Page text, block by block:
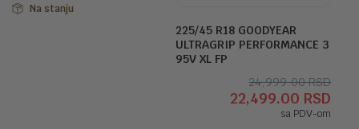
12,399.00 RSD.
Na stanju
225/45 R18 GOODYEAR
ULTRAGRIP PERFORMANCE 3
95V XL FP
24,999.00RSD
je
22,499.00 RSD
je:
sa PDV-om